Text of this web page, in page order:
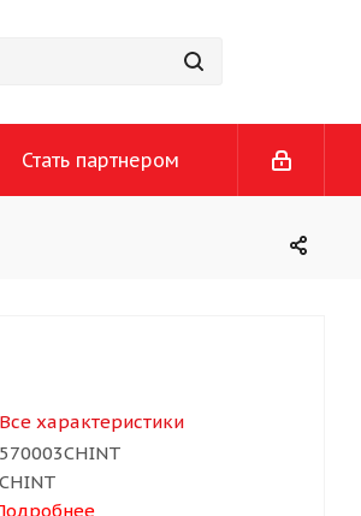
Стать партнером
Все характеристики
570003CHINT
CHINT